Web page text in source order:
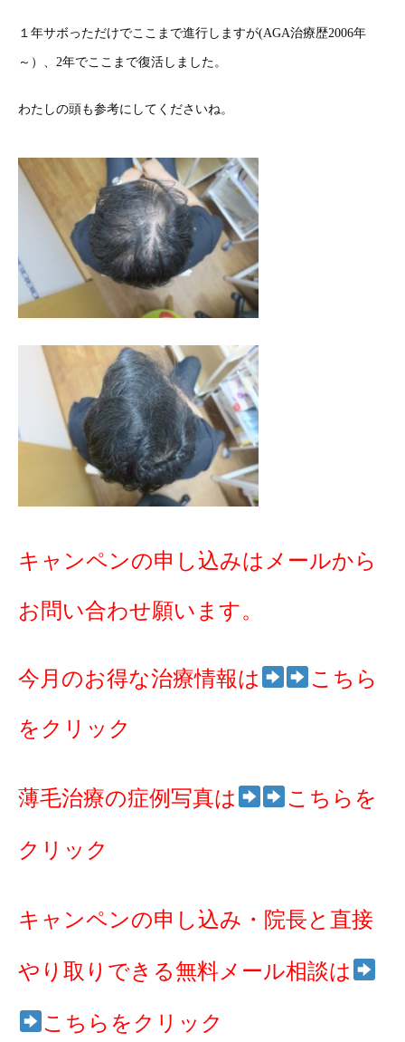
１年サボっただけでここまで進行しますが(AGA治療歴2006年
～）、2年でここまで復活しました。
わたしの頭も参考にしてくださいね。
キャンペンの申し込みはメールから
お問い合わせ願います。
今月のお得な治療情報は こちら
をクリック
薄毛治療の症例写真は こちらを
クリック
キャンペンの申し込み・院長と直接
やり取りできる無料メール相談は
こちらをクリック